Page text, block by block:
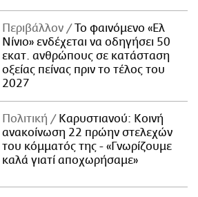
Περιβάλλον
Το φαινόμενο «Ελ
Νίνιο» ενδέχεται να οδηγήσει 50
εκατ. ανθρώπους σε κατάσταση
οξείας πείνας πριν το τέλος του
2027
Πολιτική
Καρυστιανού: Κοινή
ανακοίνωση 22 πρώην στελεχών
του κόμματός της - «Γνωρίζουμε
καλά γιατί αποχωρήσαμε»